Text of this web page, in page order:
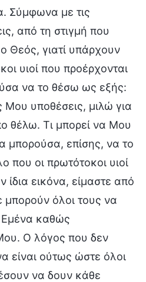
Σύμφωνα με τις
από τη στιγμή που
Θεός, γιατί υπάρχουν
υιοί που προέρχονται
να το θέσω ως εξής:
Μου υποθέσεις, μιλώ για
θέλω. Τι μπορεί να Μου
μπορούσα, επίσης, να το
οι πρωτότοκοι υιοί
ίδια εικόνα, είμαστε από
μπορούν όλοι τους να
Εμένα καθώς
Ο λόγος που δεν
είναι ούτως ώστε όλοι
να δουν κάθε